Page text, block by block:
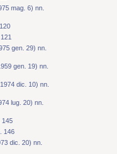
mag. 6) nn.
gen. 29) nn.
gen. 19) nn.
dic. 10) nn.
lug. 20) nn.
145
146
dic. 20) nn.